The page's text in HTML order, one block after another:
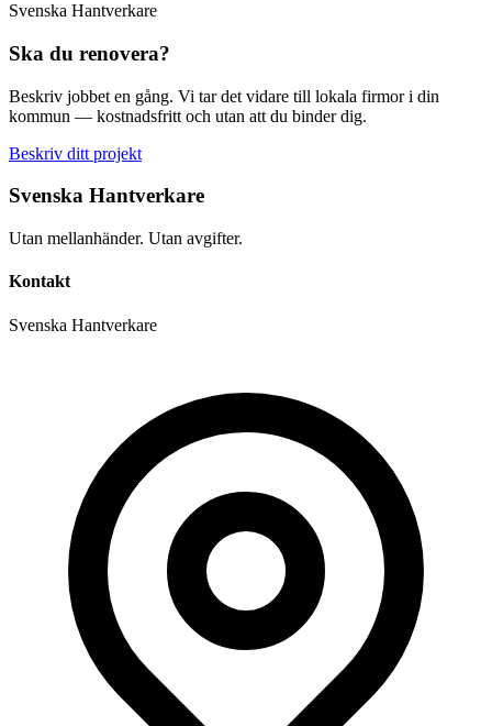
Svenska Hantverkare
Ska du renovera?
Beskriv jobbet en gång. Vi tar det vidare till lokala firmor i din
kommun — kostnadsfritt och utan att du binder dig.
Beskriv ditt projekt
Svenska Hantverkare
Utan mellanhänder. Utan avgifter.
Kontakt
Svenska Hantverkare